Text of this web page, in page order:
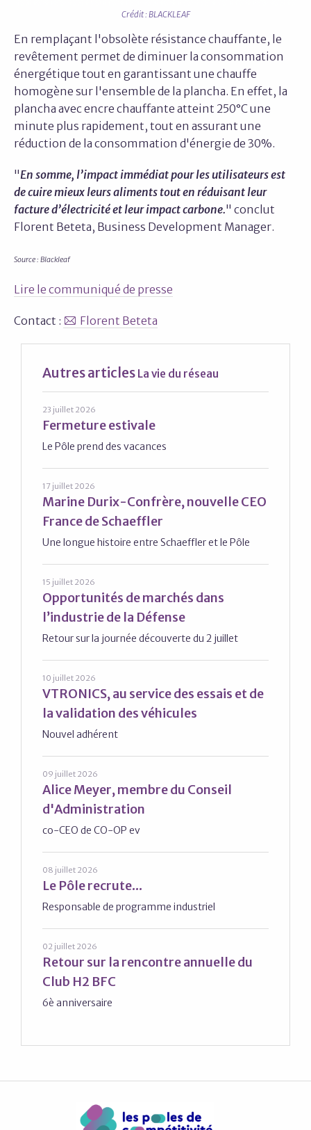
Crédit : BLACKLEAF
En remplaçant l'obsolète résistance chauffante, le
revêtement permet de diminuer la consommation
énergétique tout en garantissant une chauffe
homogène sur l'ensemble de la plancha. En effet, la
plancha avec encre chauffante atteint 250°C une
minute plus rapidement, tout en assurant une
réduction de la consommation d'énergie de 30%.
"En somme, l’impact immédiat pour les utilisateurs est
de cuire mieux leurs aliments tout en réduisant leur
facture d’électricité et leur impact carbone." conclut
Florent Beteta, Business Development Manager.
Source : Blackleaf
Lire le communiqué de presse
Contact : Florent Beteta
Autres articles La vie du réseau
23 juillet 2026
Fermeture estivale
Le Pôle prend des vacances
17 juillet 2026
Marine Durix-Confrère, nouvelle CEO
France de Schaeffler
Une longue histoire entre Schaeffler et le Pôle
15 juillet 2026
Opportunités de marchés dans
l’industrie de la Défense
Retour sur la journée découverte du 2 juillet
10 juillet 2026
VTRONICS, au service des essais et de
la validation des véhicules
Nouvel adhérent
09 juillet 2026
Alice Meyer, membre du Conseil
d'Administration
co-CEO de CO-OP ev
08 juillet 2026
Le Pôle recrute...
Responsable de programme industriel
02 juillet 2026
Retour sur la rencontre annuelle du
Club H2 BFC
6è anniversaire